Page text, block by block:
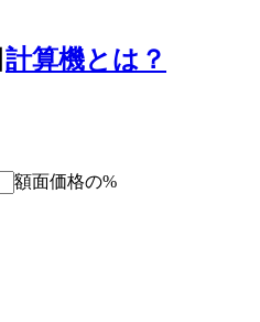
計算機とは？
額面価格の%